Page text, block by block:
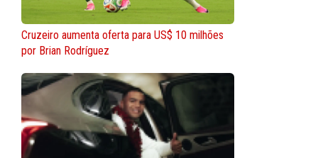
Cruzeiro aumenta oferta para US$ 10 milhões
por Brian Rodríguez